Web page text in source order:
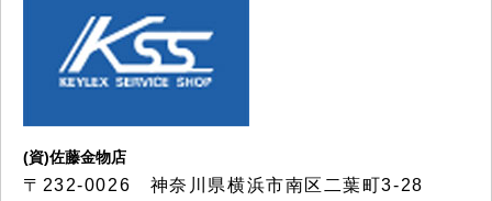
(資)佐藤金物店
〒232-0026 神奈川県横浜市南区二葉町3-28